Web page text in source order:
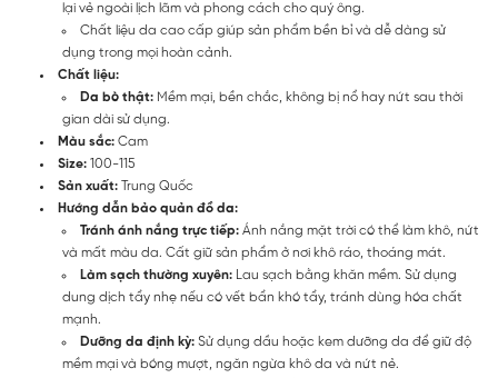
lại vẻ ngoài lịch lãm và phong cách cho quý ông.
Chất liệu da cao cấp giúp sản phẩm bền bỉ và dễ dàng sử
dụng trong mọi hoàn cảnh.
Chất liệu:
Da bò thật: Mềm mại, bền chắc, không bị nổ hay nứt sau thời
gian dài sử dụng.
Màu sắc: Cam
Size: 100-115
Sản xuất: Trung Quốc
Hướng dẫn bảo quản đồ da:
Tránh ánh nắng trực tiếp: Ánh nắng mặt trời có thể làm khô, nứt
và mất màu da. Cất giữ sản phẩm ở nơi khô ráo, thoáng mát.
Làm sạch thường xuyên: Lau sạch bằng khăn mềm. Sử dụng
dung dịch tẩy nhẹ nếu có vết bẩn khó tẩy, tránh dùng hóa chất
mạnh.
Dưỡng da định kỳ: Sử dụng dầu hoặc kem dưỡng da để giữ độ
mềm mại và bóng mượt, ngăn ngừa khô da và nứt nẻ.